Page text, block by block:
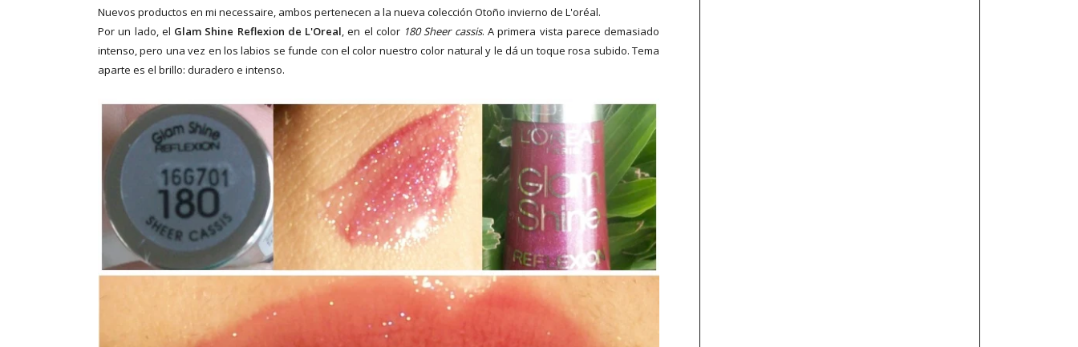
Nuevos productos en mi necessaire, ambos pertenecen a la nueva colección Otoño invierno de L'oréal.
Por un lado, el Glam Shine Reflexion de L'Oreal, en el color 180 Sheer cassis. A primera vista parece demasiado
intenso, pero una vez en los labios se funde con el color nuestro color natural y le dá un toque rosa subido. Tema
aparte es el brillo: duradero e intenso.